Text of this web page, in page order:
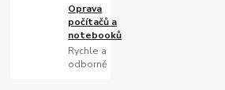
Oprava
počítačů a
notebooků
Rychle a
odborně